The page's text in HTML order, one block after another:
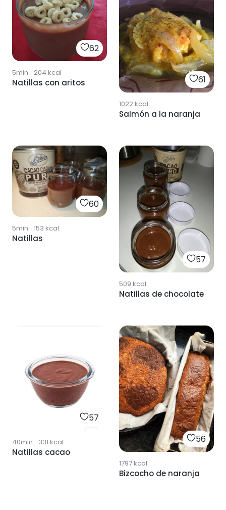
62
5min · 204 kcal
Natillas con aritos 61
1022kcal
Salmón a la naranja
60
5min · 153 kcal
Natillas
57
509 kcal
Natillas de chocolate
57
40min · 331 kcal
Natillas cacao
56
1797kcal
Bizcocho de naranja